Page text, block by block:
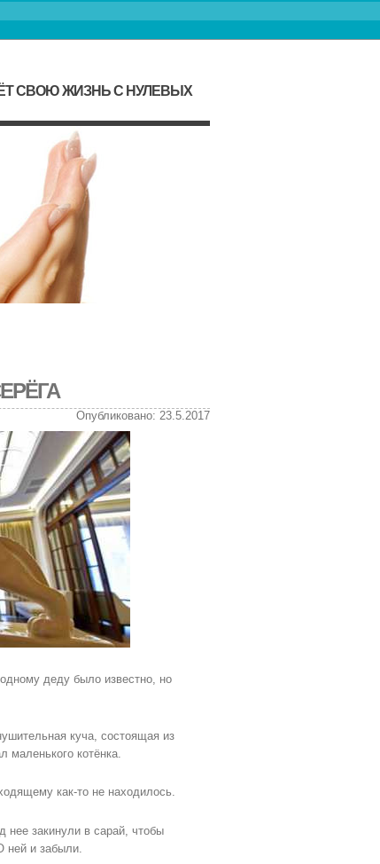
СВОЮ ЖИЗНЬ С НУЛЕВЫХ
Опубликовано: 23.5.2017
деду было известно, но
куча, состоящая из
котёнка.
как-то не находилось.
нее закинули в сарай, чтобы
ней и забыли.